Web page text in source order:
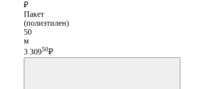
₽
Пакет
(полиэтилен)
50
м
3 30950₽